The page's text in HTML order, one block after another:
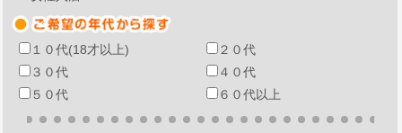
１０代(18才以上)
２０代
３０代
４０代
５０代
６０代以上